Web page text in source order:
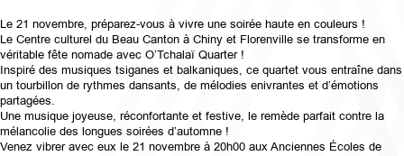
Le 21 novembre, préparez-vous à vivre une soirée haute en couleurs !
Le Centre culturel du Beau Canton à Chiny et Florenville se transforme en
véritable fête nomade avec O’Tchalaï Quarter !
Inspiré des musiques tsiganes et balkaniques, ce quartet vous entraîne dans
un tourbillon de rythmes dansants, de mélodies enivrantes et d’émotions
partagées.
Une musique joyeuse, réconfortante et festive, le remède parfait contre la
mélancolie des longues soirées d’automne !
Venez vibrer avec eux le 21 novembre à 20h00 aux Anciennes Écoles de